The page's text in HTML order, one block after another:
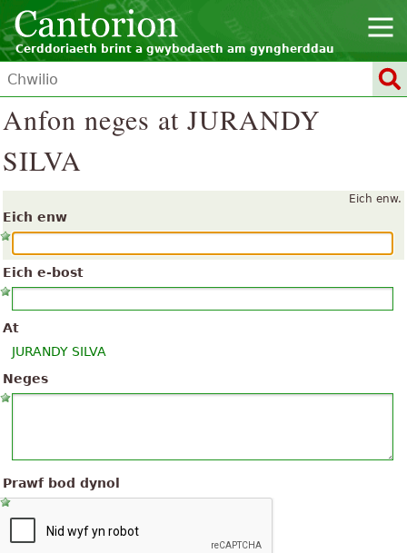
Cerddoriaeth brint a gwybodaeth am gyngherddau
Anfon neges at JURANDY
SILVA
Eich enw.
Eich enw
Eich e-bost
At
JURANDY SILVA
Neges
Prawf bod dynol